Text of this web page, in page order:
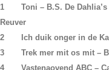
1 Toni – B.S. De Dahlia’s
Reuver
2 Ich duik onger in de
3 Trek mer mit os mit –
4 Vastenaovend ABC –